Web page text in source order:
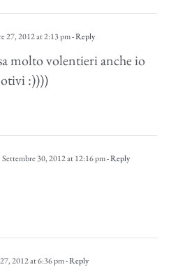
27, 2012 at 2:13 pm- Reply
molto volentieri anche io
:))))
Settembre 30, 2012 at 12:16 pm- Reply
2012 at 6:36 pm- Reply